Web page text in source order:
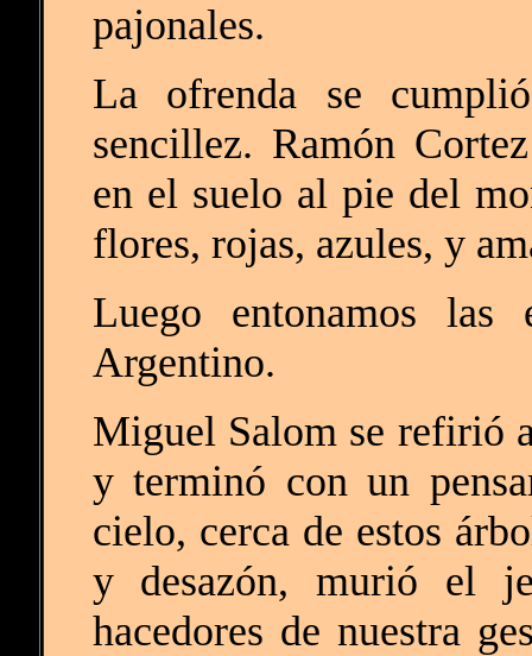
pajonales.
La ofrenda se
sencillez. Ramón
en el suelo al pie del
flores, rojas, azules, y
Luego entonamos las
Argentino.
Miguel Salom se refirió
y terminó con un
cielo, cerca de estos
y desazón, murió el
hacedores de nuestra